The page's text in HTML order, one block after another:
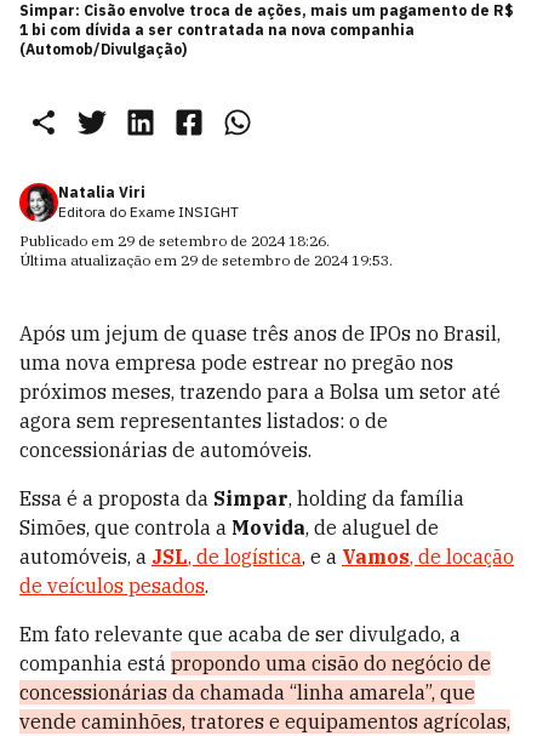
Simpar: Cisão envolve troca de ações, mais um pagamento de R$
1 bi com dívida a ser contratada na nova companhia
(Automob/Divulgação)
Natalia Viri
Editora do Exame INSIGHT
Publicado em 29 de setembro de 2024 18:26.
Última atualização em 29 de setembro de 2024 19:53.
Após um jejum de quase três anos de IPOs no Brasil,
uma nova empresa pode estrear no pregão nos
próximos meses, trazendo para a Bolsa um setor até
agora sem representantes listados: o de
concessionárias de automóveis.
Essa é a proposta da Simpar, holding da família
Simões, que controla a Movida, de aluguel de
automóveis, a JSL, de logística, e a Vamos, de locação
de veículos pesados.
Em fato relevante que acaba de ser divulgado, a
companhia está propondo uma cisão do negócio de
concessionárias da chamada “linha amarela”, que
vende caminhões, tratores e equipamentos agrícolas,